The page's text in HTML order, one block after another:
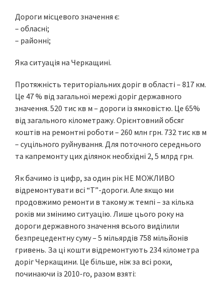
Дороги місцевого значення є:
– обласні;
– районні;
Яка ситуація на Черкащині.
Протяжність територіальних доріг в області – 817 км.
Це 47 % від загальної мережі доріг державного
значення. 520 тис кв м – дороги із ямковістю. Це 65%
від загального кілометражу. Орієнтовний обсяг
коштів на ремонтні роботи – 260 млн грн. 732 тис кв м
– суцільного руйнування. Для поточного середнього
та капремонту цих ділянок необхідні 2, 5 млрд грн.
Як бачимо із цифр, за один рік НЕ МОЖЛИВО
відремонтувати всі “Т”-дороги. Але якщо ми
продовжимо ремонти в такому ж темпі – за кілька
років ми змінимо ситуацію. Лише цього року на
дороги державного значення всього виділили
безпрецедентну суму – 5 мільярдів 758 мільйонів
гривень. За ці кошти відремонтують 234 кілометра
доріг Черкащини. Це більше, ніж за всі роки,
починаючи із 2010-го, разом взяті: